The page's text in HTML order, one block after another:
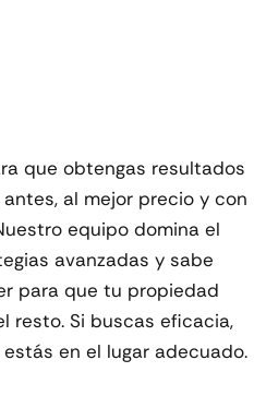
que obtengas resultados
al mejor precio y con
equipo domina el
avanzadas y sabe
para que tu propiedad
resto. Si buscas eficacia,
en el lugar adecuado.